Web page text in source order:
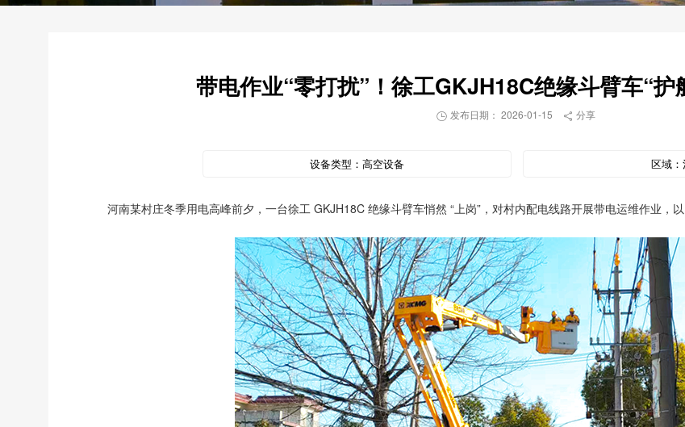
带电作业“零打扰”！徐工GKJH18C绝缘斗臂车“护
 发布日期： 2026-01-15  分享
设备类型：高空设备 区域：
河南某村庄冬季用电高峰前夕，一台徐工 GKJH18C 绝缘斗臂车悄然 “上岗”，对村内配电线路开展带电运维作业，以